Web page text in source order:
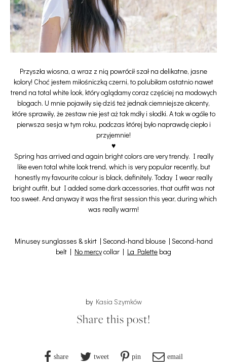
Przyszła wiosna, a wraz z nią powrócił szał na delikatne, jasne
kolory! Choć jestem miłośniczką czerni, to polubiłam ostatnio nawet
trend na total white look, który oglądamy coraz częściej na modowych
blogach. U mnie pojawiły się dziś też jednak ciemniejsze akcenty,
które sprawiły, że zestaw nie jest aż tak mdły i słodki. A tak w ogóle to
pierwsza sesja w tym roku, podczas której było naprawdę ciepło i
przyjemnie!
♥
Spring has arrived and again bright colors are very trendy. I really
like even total white look trend, which is very popular recently, but
honestly my favourite colour is black, definitely. Today I wear really
bright outfit, but I added some dark accessories, that outfit was not
too sweet. And anyway it was the first session this year, during which
was really warm!
Minuseysunglasses & skirt | Second-hand blouse | Second-hand
belt | No mercycollar | La Palette bag
by Kasia Szymków
Share this post!
share tweet pin email